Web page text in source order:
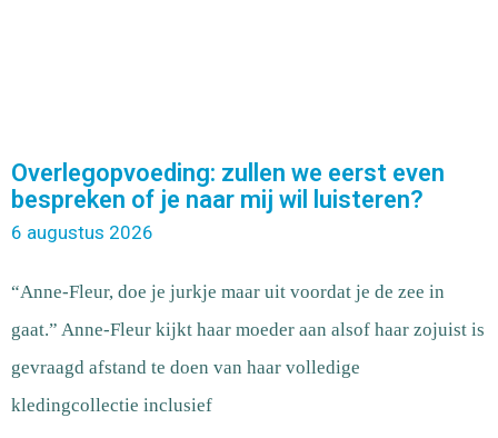
Overlegopvoeding: zullen we eerst even
bespreken of je naar mij wil luisteren?
6 augustus 2026
“Anne-Fleur, doe je jurkje maar uit voordat je de zee in
gaat.” Anne-Fleur kijkt haar moeder aan alsof haar zojuist is
gevraagd afstand te doen van haar volledige
kledingcollectie inclusief